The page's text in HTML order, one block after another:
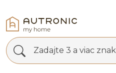
Zadajte 3 a viac